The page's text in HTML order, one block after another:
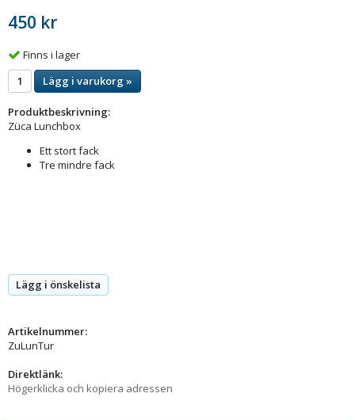
450 kr
Finns i lager
Lägg i varukorg »
Produktbeskrivning:
Züca Lunchbox
Ett stort fack
Tre mindre fack
Lägg i önskelista
Artikelnummer:
ZuLunTur
Direktlänk:
Högerklicka och kopiera adressen